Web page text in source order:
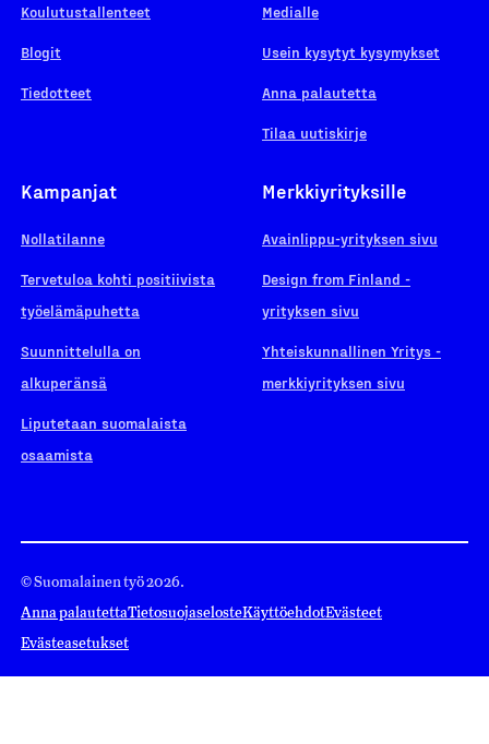
Koulutustallenteet
Blogit
Tiedotteet
Medialle
Usein kysytyt kysymykset
Anna palautetta
Tilaa uutiskirje
Kampanjat
Nollatilanne
Tervetuloa kohti positiivista
työelämäpuhetta
Suunnittelulla on
alkuperänsä
Liputetaan suomalaista
osaamista
Merkkiyrityksille
Avainlippu-yrityksen sivu
Design from Finland -
yrityksen sivu
Yhteiskunnallinen Yritys -
merkkiyrityksen sivu
© Suomalainen työ 2026.
Anna palautettaTietosuojaselosteKäyttöehdotEvästeet
Evästeasetukset